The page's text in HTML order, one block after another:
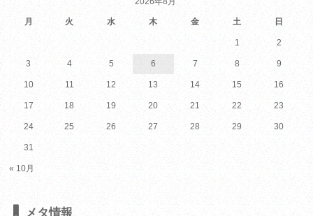
月 火 水 木 金 土 日
« 10月
1 2
3 4 5 6 7 8 9
10 11 12 13 14 15 16
17 18 19 20 21 22 23
24 25 26 27 28 29 30
31
メタ情報